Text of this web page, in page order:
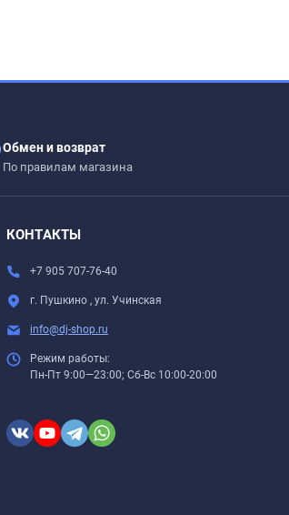
Обмен и возврат
По правилам магазина
КОНТАКТЫ
+7 905 707-76-40
г. Пушкино , ул. Учинская
info@dj-shop.ru
Режим работы:
Пн-Пт 9:00—23:00; Сб-Вс 10:00-20:00